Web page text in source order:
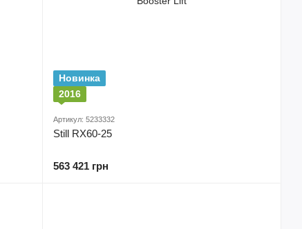
Новинка
2016
Артикул: 5233332
Still RX60-25
563 421 грн